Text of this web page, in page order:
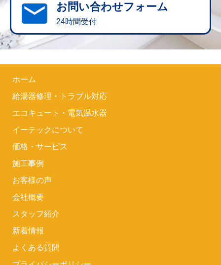
お問い合わせフォーム
24時間受付
ホーム
給湯器修理・トラブル対応
エコキュート・電気温水器
イーテックについて
価格・サービス
施工事例
お客様の声
会社概要
スタッフ紹介
新着情報
よくある質問